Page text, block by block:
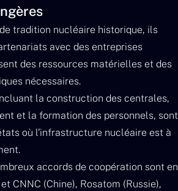
de tradition nucléaire historique, ils
avec des entreprises
des ressources matérielles et des
nécessaires.
la construction des centrales,
et la formation des personnels, sont
où l’infrastructure nucléaire est à
accords de coopération sont en
CNNC (Chine), Rosatom (Russie),